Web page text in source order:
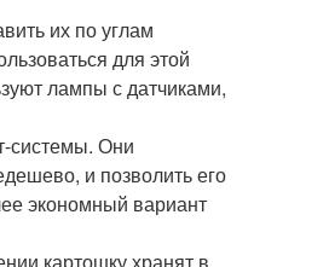
их по углам
для этой
лампы с датчиками,
системы. Они
и позволить его
экономный вариант